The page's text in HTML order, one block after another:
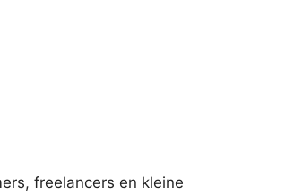
freelancers en kleine